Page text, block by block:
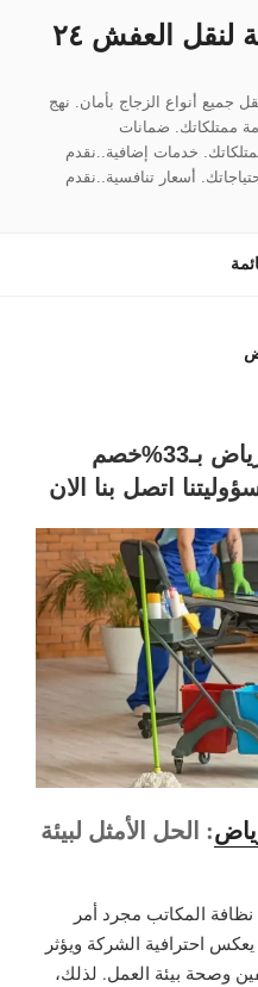
شركة الانجاز السريعة لنقل العفش ٢٤
جميع أنواع الزجاج بأمان. نهج
ممتلكاتك. ضمانات
خدمات إضافية..نقدم
أسعار تنافسية..نقدم
شركة تنظيف مكاتب بالرياض بـ33%خصم
اتصل بنا الان
: الحل الأمثل لبيئة
المكاتب مجرد أمر
احترافية الشركة ويؤثر
وصحة بيئة العمل. لذلك،